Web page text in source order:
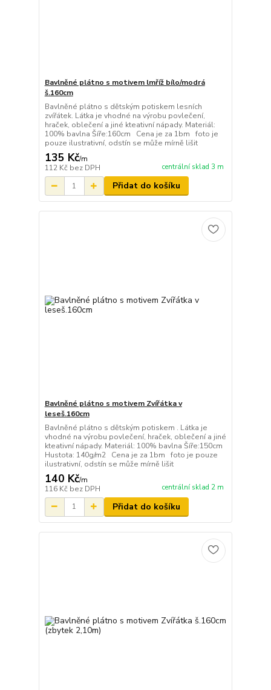
Bavlněné plátno s motivem lmříž bílo/modrá
š.160cm
Bavlněné plátno s dětským potiskem lesních
zvířátek. Látka je vhodné na výrobu povlečení,
hraček, oblečení a jiné kteativní nápady. Materiál:
100% bavlna Šíře:160cm Cena je za 1bm foto je
pouze ilustrativní, odstín se může mírně lišit
135 Kč/m
112 Kč bez DPH centrální sklad 3 m
Přidat do košíku
Bavlněné plátno s motivem Zvířátka v
leseš.160cm
Bavlněné plátno s dětským potiskem . Látka je
vhodné na výrobu povlečení, hraček, oblečení a jiné
kteativní nápady. Materiál: 100% bavlna Šíře:150cm
Hustota: 140g/m2 Cena je za 1bm foto je pouze
ilustrativní, odstín se může mírně lišit
140 Kč/m
116 Kč bez DPH centrální sklad 2 m
Přidat do košíku